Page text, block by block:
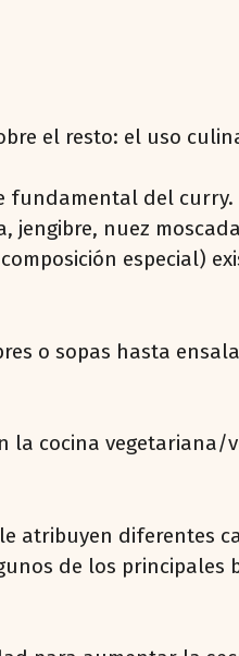
el resto: el uso
fundamental del curry.
jengibre, nuez
especial)
o sopas hasta
cocina vegetariana/
atribuyen diferentes
de los principales